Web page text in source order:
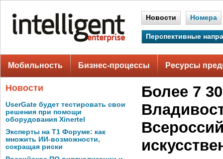
Новости Номера
Перспективные
Мобильность Бизнес-процессы Ресурсы
Новости
UserGate будет тестировать свои
решения при помощи
оборудования Xinertel
Эксперты на Т1 Форуме: как
множить ИИ-возможности,
сокращая риски
Более 7